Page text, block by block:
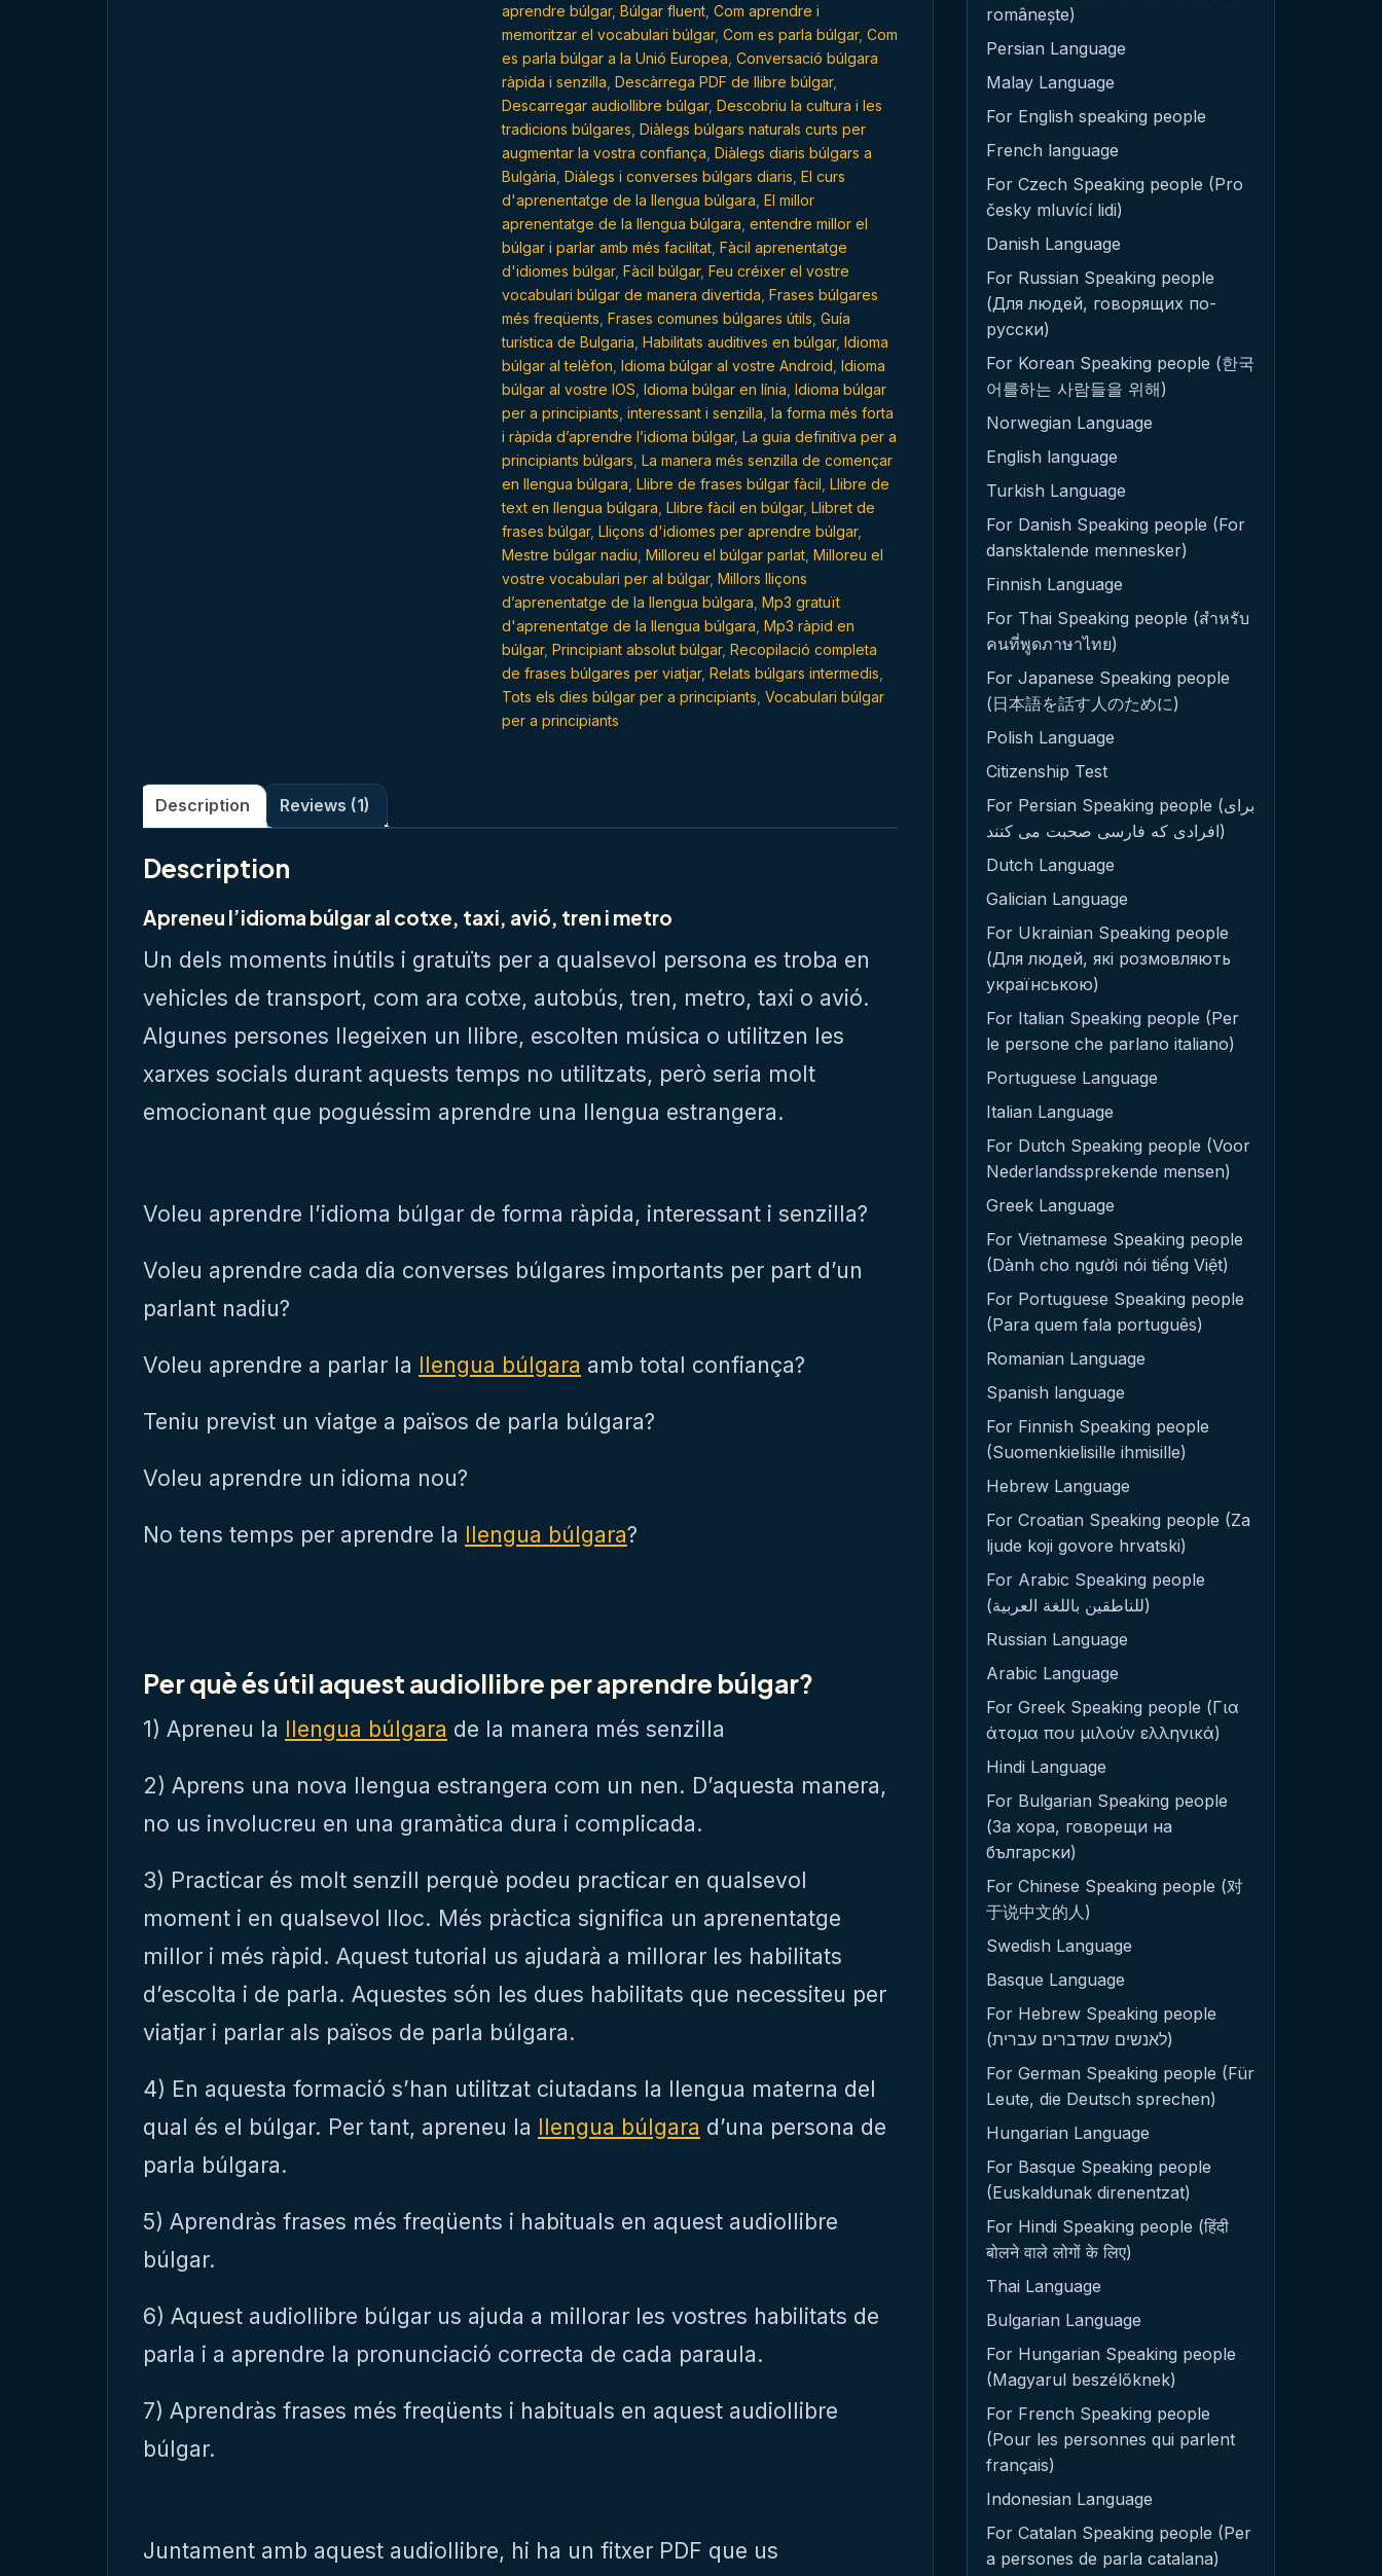
aprendre búlgar, Búlgar fluent Com aprendre i
memoritzar el vocabulari búlgar, Com es parla búlgar, Com
es parla búlgar a la Unió Europea Conversació búlgara
ràpida i senzilla Descàrrega PDF de llibre búlgar,
Descarregar audiollibre búlgar, Descobriu la cultura i les
tradicions búlgares Diàlegs búlgars naturals curts per
augmentar la vostra confiança Diàlegs diaris búlgars a
Bulgària Diàlegs i converses búlgars diaris El curs
d'aprenentatge de la llengua búlgara El millor
aprenentatge de la llengua búlgara entendre millor el
búlgar i parlar amb més facilitat Fàcil aprenentatge
d'idiomes búlgar, Fàcil búlgar, Feu créixer el vostre
vocabulari búlgar de manera divertida Frases búlgares
més freqüents Frases comunes búlgares útils Guía
turística de Bulgaria Habilitats auditives en búlgar, Idioma
búlgar al telèfon Idioma búlgar al vostre Android Idioma
búlgar al vostre IOS Idioma búlgar en línia Idioma búlgar
per a principiants interessant i senzilla la forma més forta
i ràpida d’aprendre l’idioma búlgar, La guia definitiva per a
principiants búlgars La manera més senzilla de començar
en llengua búlgara Llibre de frases búlgar fàcil Llibre de
text en llengua búlgara Llibre fàcil en búlgar, Llibret de
frases búlgar, Lliçons d'idiomes per aprendre búlgar,
Mestre búlgar nadiu Milloreu el búlgar parlat Milloreu el
vostre vocabulari per al búlgar, Millors lliçons
d’aprenentatge de la llengua búlgara Mp3 gratuït
d'aprenentatge de la llengua búlgara Mp3 ràpid en
búlgar, Principiant absolut búlgar, Recopilació completa
de frases búlgares per viatjar, Relats búlgars intermedis
Tots els dies búlgar per a principiants Vocabulari búlgar
per a principiants
Description Reviews (1)
Description
Apreneu l’idioma búlgar al cotxe, taxi, avió, tren i metro
Un dels moments inútils i gratuïts per a qualsevol persona es troba en
vehicles de transport, com ara cotxe, autobús, tren, metro, taxi o avió.
Algunes persones llegeixen un llibre, escolten música o utilitzen les
xarxes socials durant aquests temps no utilitzats, però seria molt
emocionant que poguéssim aprendre una llengua estrangera.
Voleu aprendre l’idioma búlgar de forma ràpida, interessant i senzilla?
Voleu aprendre cada dia converses búlgares importants per part d’un
parlant nadiu?
Voleu aprendre a parlar la llengua búlgara amb total confiança?
Teniu previst un viatge a països de parla búlgara?
Voleu aprendre un idioma nou?
No tens temps per aprendre la llengua búlgara?
Per què és útil aquest audiollibre per aprendre búlgar?
1) Apreneu la llengua búlgara de la manera més senzilla
2) Aprens una nova llengua estrangera com un nen. D’aquesta manera,
no us involucreu en una gramàtica dura i complicada.
3) Practicar és molt senzill perquè podeu practicar en qualsevol
moment i en qualsevol lloc. Més pràctica significa un aprenentatge
millor i més ràpid. Aquest tutorial us ajudarà a millorar les habilitats
d’escolta i de parla. Aquestes són les dues habilitats que necessiteu per
viatjar i parlar als països de parla búlgara.
4) En aquesta formació s’han utilitzat ciutadans la llengua materna del
qual és el búlgar. Per tant, apreneu la llengua búlgara d’una persona de
parla búlgara.
5) Aprendràs frases més freqüents i habituals en aquest audiollibre
búlgar.
6) Aquest audiollibre búlgar us ajuda a millorar les vostres habilitats de
parla i a aprendre la pronunciació correcta de cada paraula.
7) Aprendràs frases més freqüents i habituals en aquest audiollibre
búlgar.
Juntament amb aquest audiollibre, hi ha un fitxer PDF que us
românește)
Persian Language
Malay Language
For English speaking people
French language
For Czech Speaking people (Pro
česky mluvící lidi)
Danish Language
For Russian Speaking people
(Для людей, говорящих по-
русски)
For Korean Speaking people (한국
어를하는 사람들을 위해)
Norwegian Language
English language
Turkish Language
For Danish Speaking people (For
dansktalende mennesker)
Finnish Language
For Thai Speaking people (สำหรับ
คนที่พูดภาษาไทย)
For Japanese Speaking people
(日本語を話す人のために)
Polish Language
Citizenship Test
For Persian Speaking people (برای
افرادی که فارسی صحبت می کنند)
Dutch Language
Galician Language
For Ukrainian Speaking people
(Для людей, які розмовляють
українською)
For Italian Speaking people (Per
le persone che parlano italiano)
Portuguese Language
Italian Language
For Dutch Speaking people (Voor
Nederlandssprekende mensen)
Greek Language
For Vietnamese Speaking people
(Dành cho người nói tiếng Việt)
For Portuguese Speaking people
(Para quem fala português)
Romanian Language
Spanish language
For Finnish Speaking people
(Suomenkielisille ihmisille)
Hebrew Language
For Croatian Speaking people (Za
ljude koji govore hrvatski)
For Arabic Speaking people
(للناطقين باللغة العربية)
Russian Language
Arabic Language
For Greek Speaking people (Για
άτομα που μιλούν ελληνικά)
Hindi Language
For Bulgarian Speaking people
(За хора, говорещи на
български)
For Chinese Speaking people (对
于说中文的人)
Swedish Language
Basque Language
For Hebrew Speaking people
(לאנשים שמדברים עברית)
For German Speaking people (Für
Leute, die Deutsch sprechen)
Hungarian Language
For Basque Speaking people
(Euskaldunak direnentzat)
For Hindi Speaking people (हिंदी
बोलने वाले लोगों के लिए)
Thai Language
Bulgarian Language
For Hungarian Speaking people
(Magyarul beszélőknek)
For French Speaking people
(Pour les personnes qui parlent
français)
Indonesian Language
For Catalan Speaking people (Per
a persones de parla catalana)